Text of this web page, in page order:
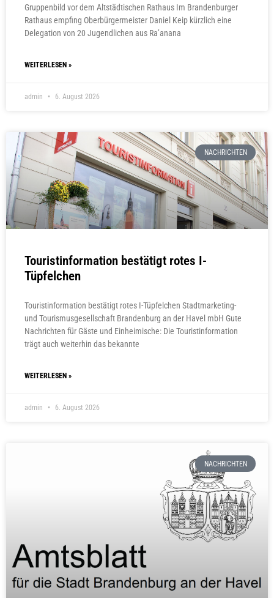
Gruppenbild vor dem Altstädtischen Rathaus Im Brandenburger
Rathaus empfing Oberbürgermeister Daniel Keip kürzlich eine
Delegation von 20 Jugendlichen aus Ra’anana
WEITERLESEN »
admin 6. August 2026
NACHRICHTEN
Touristinformation bestätigt rotes I-
Tüpfelchen
Touristinformation bestätigt rotes I-Tüpfelchen Stadtmarketing-
und Tourismusgesellschaft Brandenburg an der Havel mbH Gute
Nachrichten für Gäste und Einheimische: Die Touristinformation
trägt auch weiterhin das bekannte
WEITERLESEN »
admin 6. August 2026
NACHRICHTEN